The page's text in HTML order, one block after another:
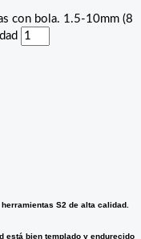
con bola. 1.5-10mm (8
S2 de alta calidad.
está bien templado y endurecido